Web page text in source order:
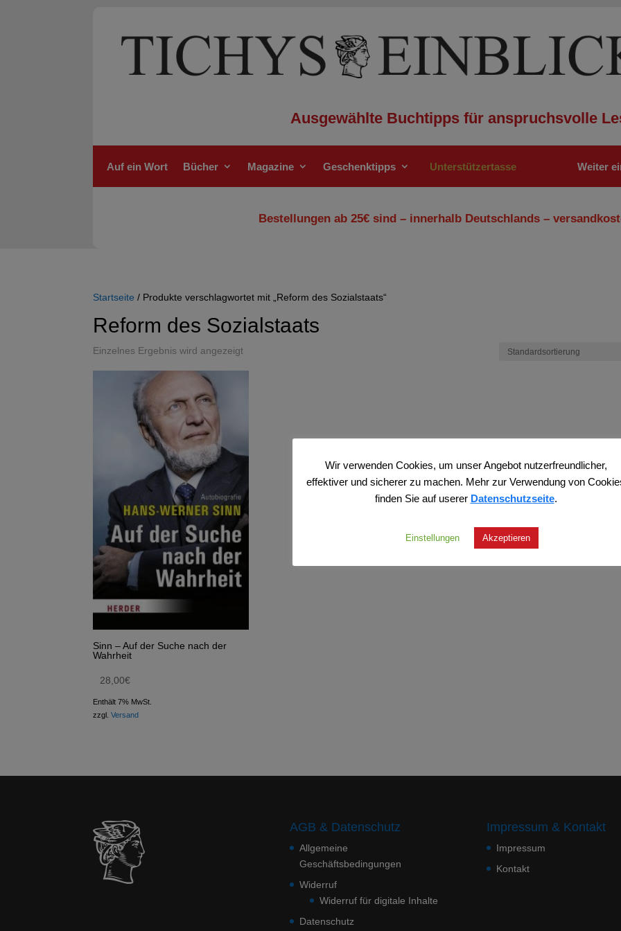
Ausgewählte Buchtipps für anspruchsvolle
Auf ein Wort Bücher Magazine Geschenktipps Unterstützertasse Weiter
Bestellungen ab 25€ sind – innerhalb Deutschlands –
Startseite / Produkte verschlagwortet mit „Reform des Sozialstaats“
Reform des Sozialstaats
Einzelnes Ergebnis wird angezeigt
Sinn – Auf der Suche nach der
Wahrheit
28,00€
Enthält 7% MwSt.
zzgl.Versand
AGB & Datenschutz
Allgemeine
Geschäftsbedingungen
Widerruf
Widerruf für digitale Inhalte
Datenschutz
Impressum & Kontakt
Impressum
Kontakt
Wir verwenden Cookies, um unser Angebot nutzerfreundlicher,
effektiver und sicherer zu machen. Mehr zur Verwendung von
finden Sie auf userer Datenschutzseite.
Einstellungen Akzeptieren